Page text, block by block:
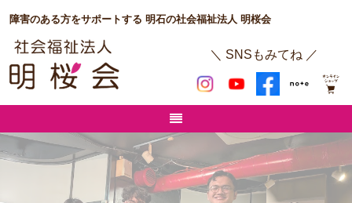
障害のある方をサポートする 明石の社会福祉法人 明桜会
＼ SNSもみてね ／